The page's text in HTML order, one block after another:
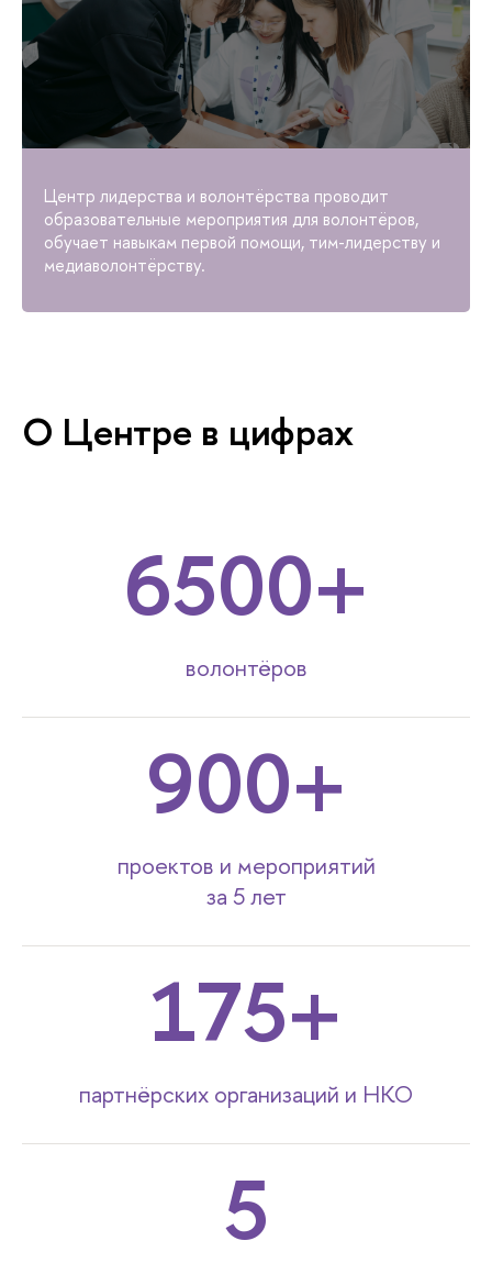
Центр лидерства и волонтёрства проводит
образовательные мероприятия для волонтёров,
обучает навыкам первой помощи, тим-лидерству и
медиаволонтёрству.
О Центре в цифрах
6500
волонтёров
900
проектов и мероприятий
за 5 лет
175
партнёрских организаций и НКО
5